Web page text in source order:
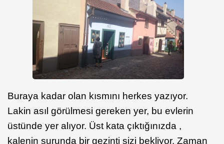
Buraya kadar olan kısmını herkes yazıyor.
Lakin asıl görülmesi gereken yer, bu evlerin
üstünde yer alıyor. Üst kata çıktığınızda ,
kalenin surunda bir gezinti sizi bekliyor. Zaman